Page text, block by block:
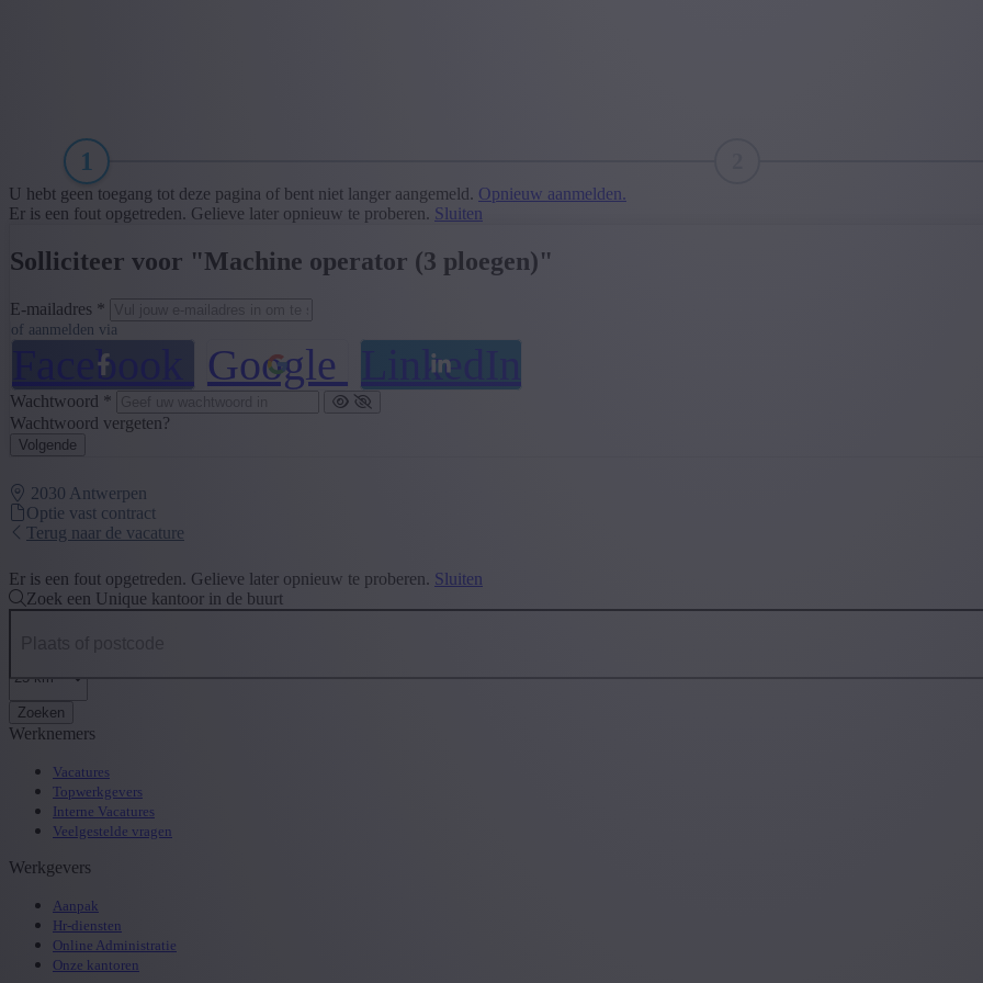
1
U hebt geen toegang tot deze pagina of bent niet langer aangemeld. Opnieuw aanmelden.
Er is een fout opgetreden. Gelieve later opnieuw te proberen. Sluiten
Solliciteer voor "Machine operator (3 ploegen)"
E-mailadres *
of aanmelden via
Facebook Google LinkedIn
Wachtwoord *
Wachtwoord vergeten?
Volgende
2030 Antwerpen
Optie vast contract
Terug naar de vacature
Er is een fout opgetreden. Gelieve later opnieuw te proberen. Sluiten
Zoek een Unique kantoor in de buurt
Zoeken
Werknemers
Vacatures
Topwerkgevers
Interne Vacatures
Veelgestelde vragen
Werkgevers
Aanpak
Hr-diensten
Online Administratie
Onze kantoren